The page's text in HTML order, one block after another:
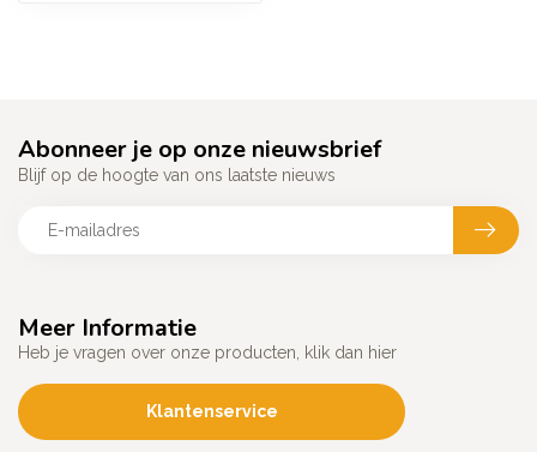
Meer Informatie
Heb je vragen over onze producten, klik dan hier
Klantenservice
Abonneer je op onze nieuwsbrief
Blijf op de hoogte van ons laatste nieuws